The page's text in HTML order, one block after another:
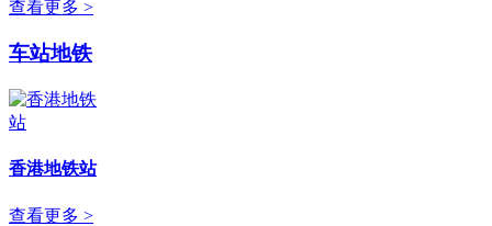
查看更多 >
车站地铁
香港地铁站
查看更多 >